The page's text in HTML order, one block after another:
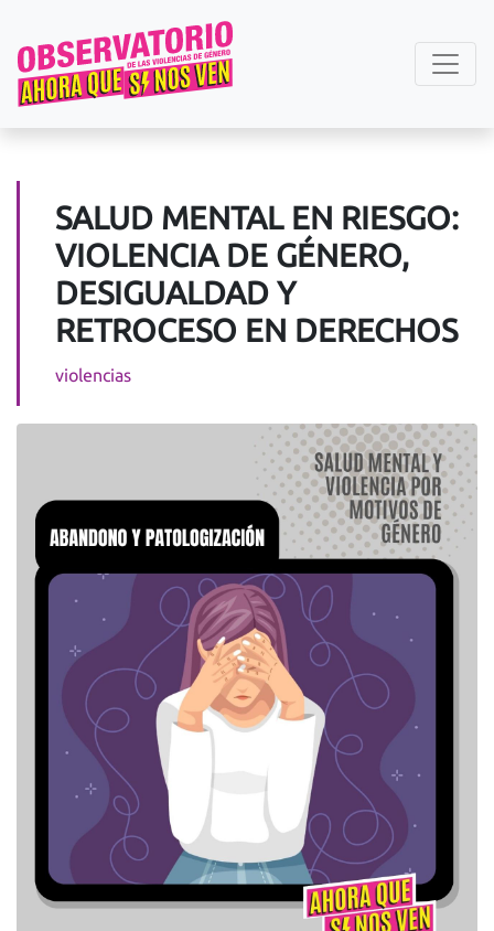
SALUD MENTAL EN RIESGO:
VIOLENCIA DE GÉNERO,
DESIGUALDAD Y
RETROCESO EN DERECHOS
violencias